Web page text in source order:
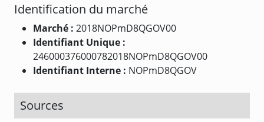
Identification du marché
Marché : 2018NOPmD8QGOV00
Identifiant Unique :
246000376000782018NOPmD8QGOV00
Identifiant Interne : NOPmD8QGOV
Sources